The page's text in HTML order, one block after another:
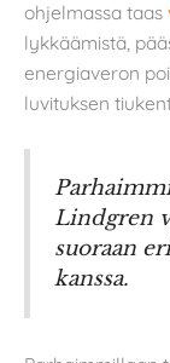
ohjelmassa taas
lykkäämistä,
energiaveron
luvituksen
Lindgren
suoraan
kanssa.